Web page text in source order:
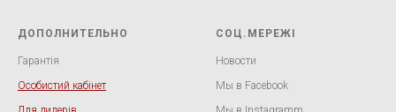
ДОПОЛНИТЕЛЬНО
Гарантія
Особистий кабінет
СОЦ.МЕРЕЖІ
Новости
Мы в Facebook